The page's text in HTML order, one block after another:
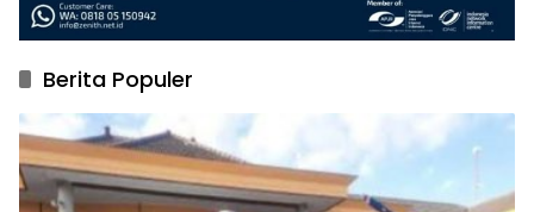
Berita Populer